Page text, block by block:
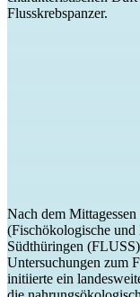
Flusskrebspanzer.
Nach dem
(Fischökologische
Südthüringen
Untersuchungen zum
initiierte ein